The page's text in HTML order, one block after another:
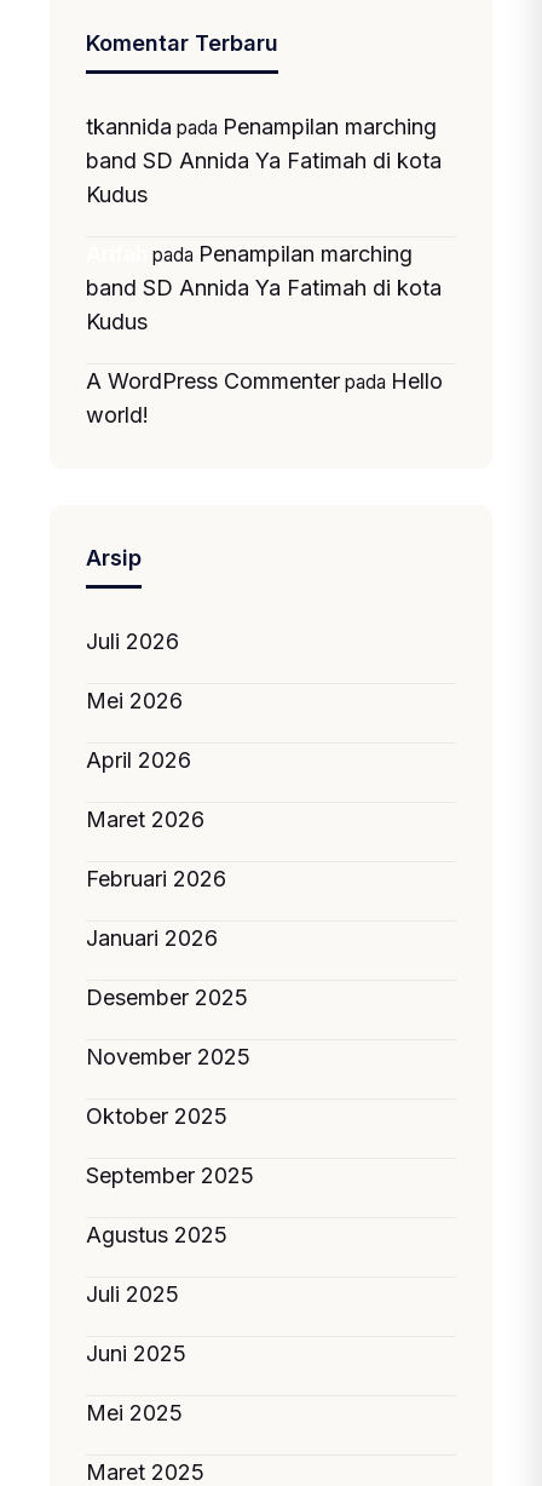
Komentar Terbaru
tkannida pada Penampilan marching
band SD Annida Ya Fatimah di kota
Kudus
pada Penampilan marching
band SD Annida Ya Fatimah di kota
Kudus
A WordPress Commenter pada Hello
world!
Arsip
Juli 2026
Mei 2026
April 2026
Maret 2026
Februari 2026
Januari 2026
Desember 2025
November 2025
Oktober 2025
September 2025
Agustus 2025
Juli 2025
Juni 2025
Mei 2025
Maret 2025